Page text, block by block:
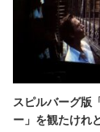
スピルバーグ版
ー」を観たけれ